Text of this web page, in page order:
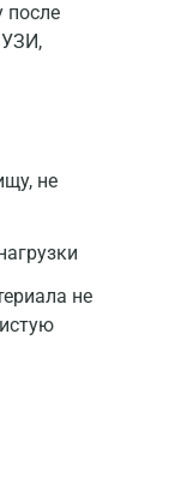
после
не
не